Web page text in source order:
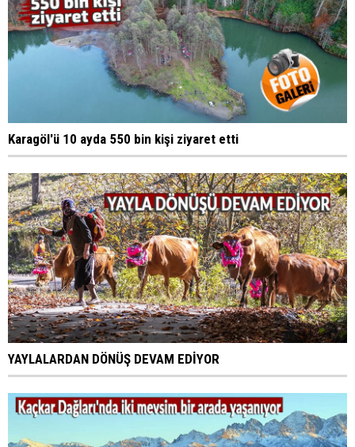
Karagöl'ü 10 ayda 550 bin kişi ziyaret etti
YAYLALARDAN DÖNÜŞ DEVAM EDİYOR